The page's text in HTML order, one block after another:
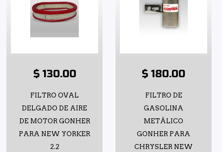
$ 130.00
FILTRO OVAL
DELGADO DE AIRE
DE MOTOR GONHER
PARA NEW YORKER
2.2
$ 180.00
FILTRO DE
GASOLINA
METÁLICO
GONHER PARA
CHRYSLER NEW